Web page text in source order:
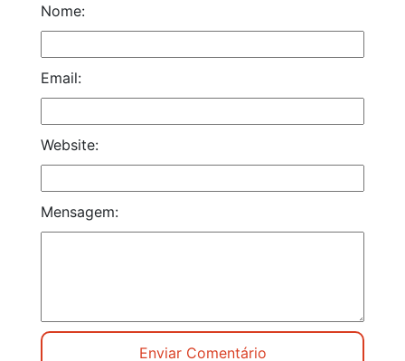
Nome:
Email:
Website:
Mensagem: